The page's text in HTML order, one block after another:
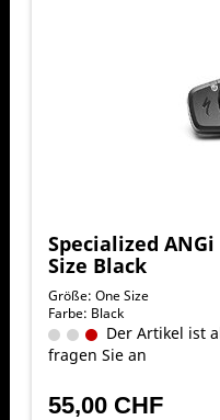
Specialized
Size Black
Größe: One Size
Farbe: Black
Der Artikel ist
fragen Sie an
55,00 CHF